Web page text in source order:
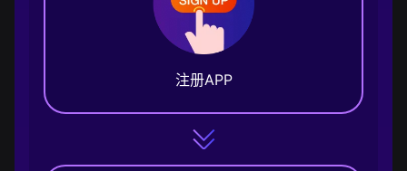
注册APP